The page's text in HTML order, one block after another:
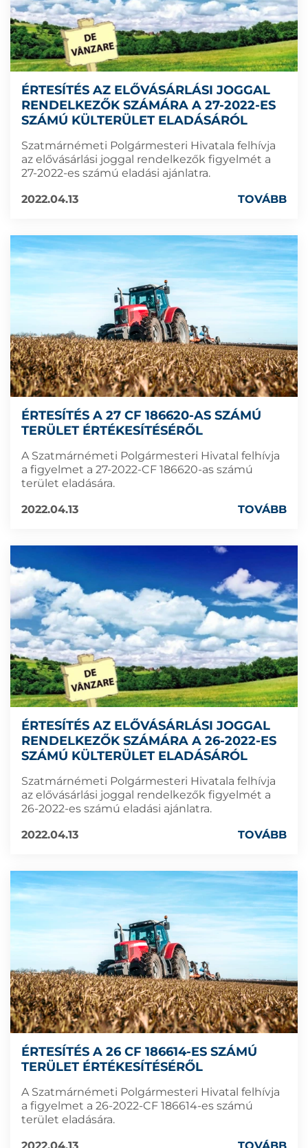
ÉRTESÍTÉS AZ ELŐVÁSÁRLÁSI JOGGAL
RENDELKEZŐK SZÁMÁRA A 27-2022-ES
SZÁMÚ KÜLTERÜLET ELADÁSÁRÓL
Szatmárnémeti Polgármesteri Hivatala felhívja
az elővásárlási joggal rendelkezők figyelmét a
27-2022-es számú eladási ajánlatra.
2022.04.13
TOVÁBB
ÉRTESÍTÉS A 27 CF 186620-AS SZÁMÚ
TERÜLET ÉRTÉKESÍTÉSÉRŐL
A Szatmárnémeti Polgármesteri Hivatal felhívja
a figyelmet a 27-2022-CF 186620-as számú
terület eladására.
2022.04.13
TOVÁBB
ÉRTESÍTÉS AZ ELŐVÁSÁRLÁSI JOGGAL
RENDELKEZŐK SZÁMÁRA A 26-2022-ES
SZÁMÚ KÜLTERÜLET ELADÁSÁRÓL
Szatmárnémeti Polgármesteri Hivatala felhívja
az elővásárlási joggal rendelkezők figyelmét a
26-2022-es számú eladási ajánlatra.
2022.04.13
TOVÁBB
ÉRTESÍTÉS A 26 CF 186614-ES SZÁMÚ
TERÜLET ÉRTÉKESÍTÉSÉRŐL
A Szatmárnémeti Polgármesteri Hivatal felhívja
a figyelmet a 26-2022-CF 186614-es számú
terület eladására.
2022.04.13
TOVÁBB